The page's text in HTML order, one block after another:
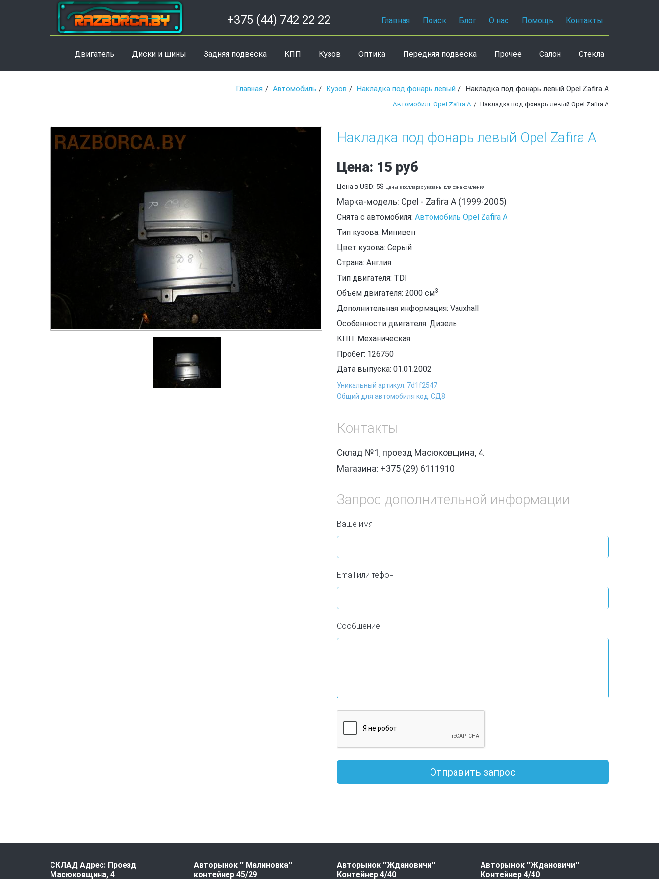
+375 (44) 742 22 22 Главная Поиск Блог О нас Помощь Контакты
Двигатель Диски и шины Задняя подвеска КПП Кузов Оптика Передняя подвеска Прочее Салон Стекла
Главная Автомобиль Кузов Накладка под фонарь левый Накладка под фонарь левый Opel Zafira A
Автомобиль Opel Zafira A Накладка под фонарь левый Opel Zafira A
Накладка под фонарь левый Opel Zafira A
Цена: 15 руб
Цена в USD: 5$ Цены в долларах указаны для ознакомления
Марка-модель: Opel - Zafira A (1999-2005)
Снята с автомобиля: Автомобиль Opel Zafira A
Тип кузова: Минивен
Цвет кузова: Серый
Страна: Англия
Тип двигателя: TDI
Объем двигателя: 2000 см3
Дополнительная информация: Vauxhall
Особенности двигателя: Дизель
КПП: Механическая
Пробег: 126750
Дата выпуска: 01.01.2002
Уникальный артикул: 7d1f2547
Общий для автомобиля код: СД8
Контакты
Склад №1, проезд Масюковщина, 4.
Магазина: +375 (29) 6111910
Запрос дополнительной информации
Ваше имя
Email или тефон
Сообщение
Отправить запрос
СКЛАД Адрес: Проезд
Масюковщина, 4
Авторынок '' Малиновка''
контейнер 45/29
Авторынок ''Ждановичи''
Контейнер 4/40
Авторынок ''Ждановичи''
Контейнер 4/40